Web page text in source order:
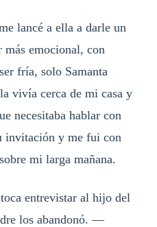
lancé a ella a darle un
más emocional, con
fría, solo Samanta
vivía cerca de mi casa y
necesitaba hablar con
invitación y me fui con
mi larga mañana.
entrevistar al hijo del
los abandonó. —